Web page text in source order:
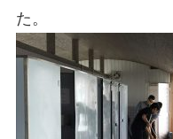
た。